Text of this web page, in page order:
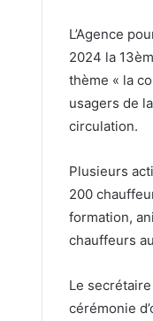
L’Agence
2024 la
thème « la
usagers de
circulation.
Plusieurs
200
formation,
chauffeurs
Le
cérémonie